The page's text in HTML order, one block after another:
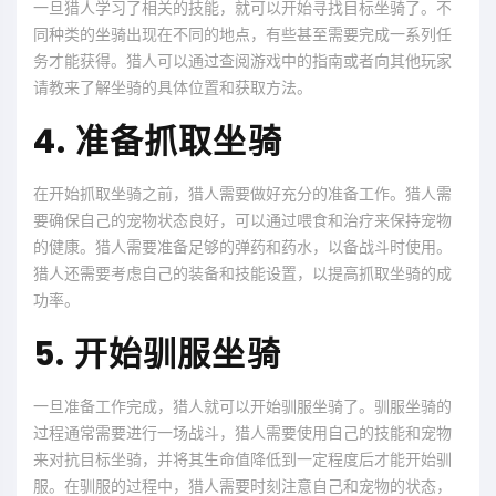
一旦猎人学习了相关的技能，就可以开始寻找目标坐骑了。不
同种类的坐骑出现在不同的地点，有些甚至需要完成一系列任
务才能获得。猎人可以通过查阅游戏中的指南或者向其他玩家
请教来了解坐骑的具体位置和获取方法。
4. 准备抓取坐骑
在开始抓取坐骑之前，猎人需要做好充分的准备工作。猎人需
要确保自己的宠物状态良好，可以通过喂食和治疗来保持宠物
的健康。猎人需要准备足够的弹药和药水，以备战斗时使用。
猎人还需要考虑自己的装备和技能设置，以提高抓取坐骑的成
功率。
5. 开始驯服坐骑
一旦准备工作完成，猎人就可以开始驯服坐骑了。驯服坐骑的
过程通常需要进行一场战斗，猎人需要使用自己的技能和宠物
来对抗目标坐骑，并将其生命值降低到一定程度后才能开始驯
服。在驯服的过程中，猎人需要时刻注意自己和宠物的状态，